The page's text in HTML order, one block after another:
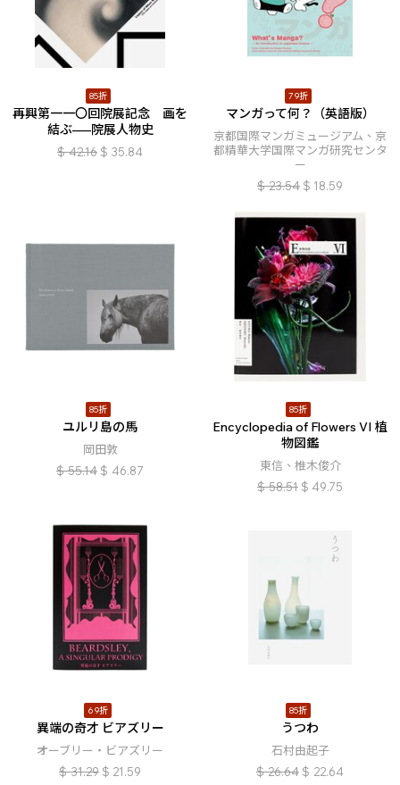
85折
再興第一一〇回院展記念 画を
結ぶ–––院展人物史
$ 42.16 $ 35.84
79折
マンガって何？（英語版）
京都国際マンガミュージアム、京
都精華大学国際マンガ研究センタ
ー
$ 23.54 $ 18.59
85折
ユルリ島の馬
岡田敦
$ 55.14 $ 46.87
85折
Encyclopedia of Flowers VI 植
物図鑑
東信、椎木俊介
$ 58.51 $ 49.75
69折
異端の奇才 ビアズリー
オーブリー・ビアズリー
$ 31.29 $ 21.59
85折
うつわ
石村由起子
$ 26.64 $ 22.64